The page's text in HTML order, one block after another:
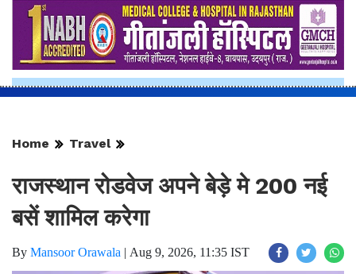
Home Travel
राजस्थान रोडवेज अपने बेड़े मे 200 नई
बसें शामिल करेगा
By Mansoor Orawala | Aug 9, 2026, 11:35 IST